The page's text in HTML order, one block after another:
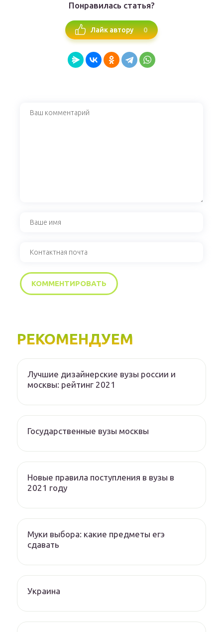
Понравилась статья?
Лайк автору 0
РЕКОМЕНДУЕМ
Лучшие дизайнерские вузы россии и
москвы: рейтинг 2021
Государственные вузы москвы
Новые правила поступления в вузы в
2021 году
Муки выбора: какие предметы егэ
сдавать
Украина